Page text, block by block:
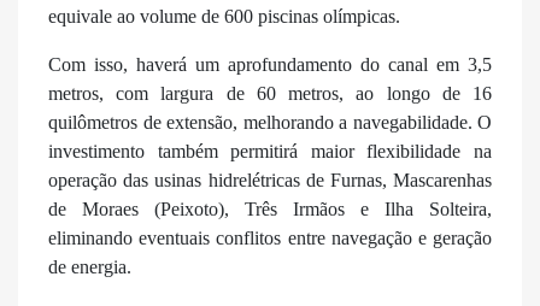
equivale ao volume de 600 piscinas olímpicas.
Com isso, haverá um aprofundamento do canal em 3,5
metros, com largura de 60 metros, ao longo de 16
quilômetros de extensão, melhorando a navegabilidade. O
investimento também permitirá maior flexibilidade na
operação das usinas hidrelétricas de Furnas, Mascarenhas
de Moraes (Peixoto), Três Irmãos e Ilha Solteira,
eliminando eventuais conflitos entre navegação e geração
de energia.